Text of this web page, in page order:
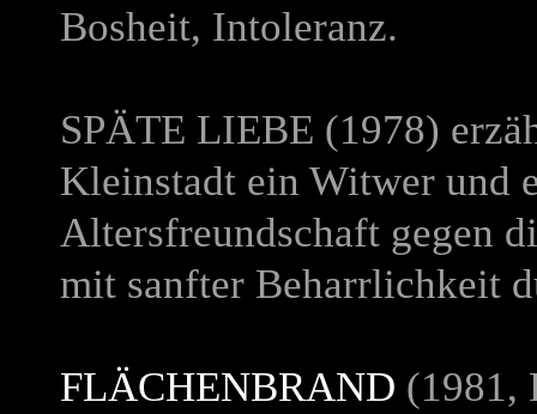
Bosheit, Intoleranz.
SPÄTE LIEBE (1978)
Kleinstadt ein Witwer und
Altersfreundschaft gegen
mit sanfter Beharrlichkeit
FLÄCHENBRAND (1981,